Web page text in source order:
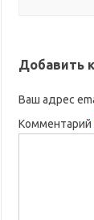
Добавить
Ваш адрес
Комментарий